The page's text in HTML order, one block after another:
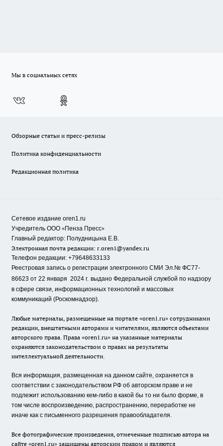
Мы в социальных сетях
Обзорные статьи и пресс-релизы
Политика конфиденциальности
Редакционная политика
Сетевое издание oren1.ru
Учредитель ООО «Пенза Пресс»
Главный редактор: Полудницына Е.В.
Электронная почта редакции: r.oren1@yandex.ru
Телефон редакции: +79648633133
Реестровая запись о регистрации электронного СМИ Эл.№ ФС77-
86623 от 22 января 2024 г. выдано Федеральной службой по надзору
в сфере связи, информационных технологий и массовых
коммуникаций (Роскомнадзор).
Любые материалы, размещенные на портале «oren1.ru» сотрудниками
редакции, внештатными авторами и читателями, являются объектами
авторского права. Права «oren1.ru» на указанные материалы
охраняются законодательством о правах на результаты
интеллектуальной деятельности.
Вся информация, размещенная на данном сайте, охраняется в
соответствии с законодательством РФ об авторском праве и не
подлежит использованию кем-либо в какой бы то ни было форме, в
том числе воспроизведению, распространению, переработке не
иначе как с письменного разрешения правообладателя.
Все фотографические произведения, отмеченные подписью автора на
сайте «oren1.ru» защищены авторским правом и являются